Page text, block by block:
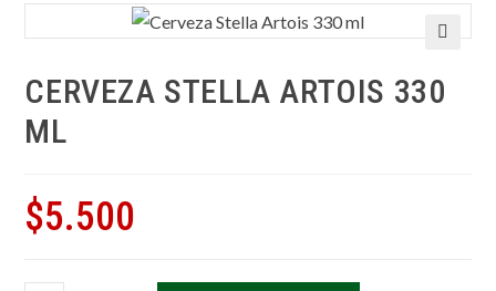
CERVEZA STELLA ARTOIS 330
ML
$5.500